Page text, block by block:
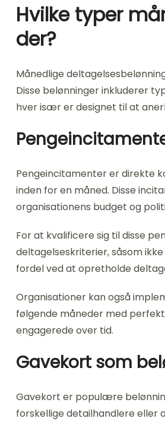
Hvilke typer
der?
Månedlige
Disse belønninger inkluderer
hver især er designet til at
Pengeincitamenter er direkte
inden for en måned. Disse
organisationens budget og
For at kvalificere sig til disse
deltagelseskriterier, såsom
fordel ved at opretholde
Organisationer kan også
følgende måneder med
engagerede over tid.
Gavekort som
Gavekort er populære
forskellige detailhandlere eller